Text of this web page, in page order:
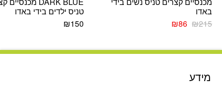
באדו
₪215
המחיר
₪215.
₪86 המחיר
₪86.
טניס ילדים בידי באדו
₪150
מידע